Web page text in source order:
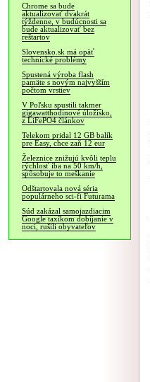
Chrome sa bude
aktualizovať dvakrát
týždenne, v budúcnosti sa
bude aktualizovať bez
reštartov
Slovensko.sk má opäť
technické problémy
Spustená výroba flash
pamäte s novým najvyšším
počtom vrstiev
V Poľsku spustili takmer
gigawatthodinové úložisko,
z LiFePO4 článkov
Telekom pridal 12 GB balík
pre Easy, chce zaň 12 eur
Železnice znižujú kvôli teplu
rýchlosť iba na 50 km/h,
spôsobuje to meškanie
Odštartovala nová séria
populárneho sci-fi Futurama
Súd zakázal samojazdiacim
Google taxíkom dobíjanie v
noci, rušili obyvateľov